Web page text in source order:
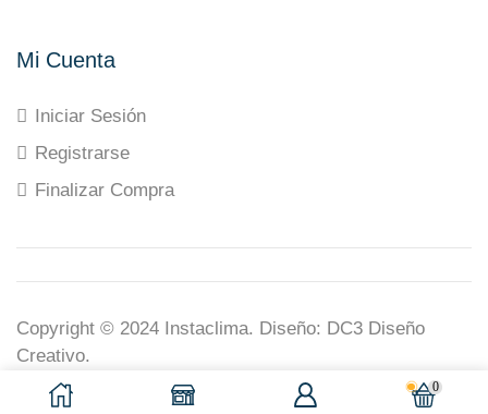
0
Mi Cuenta
Iniciar Sesión
Registrarse
Finalizar Compra
Copyright © 2024 Instaclima. Diseño: DC3 Diseño
Creativo.